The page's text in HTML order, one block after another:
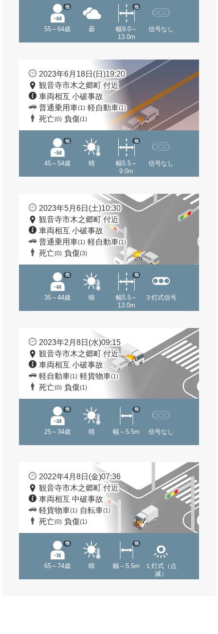
55～64歳
他
曇
幅9.0～
13.0m
他
信号なし
2023年6月18日(日)19:20
観音寺市木之郷町 付近
車両相互 小破事故
普通乗用車(1) 軽自動車(1)
死亡(0) 負傷(1)
45～54歳
他
晴
幅5.5～
9.0m
他
信号なし
2023年5月6日(土)10:30
観音寺市木之郷町 付近
車両相互 小破事故
普通乗用車(1) 軽自動車(1)
死亡(0) 負傷(3)
35～44歳
他
晴
幅5.5～
13.0m
他
３灯式信号
2023年2月8日(水)09:15
観音寺市木之郷町 付近
車両相互 小破事故
軽自動車(1) 軽貨物車(1)
死亡(0) 負傷(1)
25～34歳
他
晴 幅～5.5m
他
信号なし
2022年4月8日(金)07:36
観音寺市木之郷町 付近
車両相互 中破事故
軽貨物車(1) 自転車(1)
死亡(0) 負傷(1)
65～74歳
他
晴 幅～5.5m
他
１灯式（点
滅）